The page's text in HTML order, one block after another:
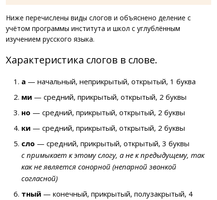
Ниже перечислены виды слогов и объяснено деление с
учётом программы института и школ с углублённым
изучением русского языка.
Характеристика слогов в слове.
а — начальный, неприкрытый, открытый, 1 буква
ми — средний, прикрытый, открытый, 2 буквы
но — средний, прикрытый, открытый, 2 буквы
ки — средний, прикрытый, открытый, 2 буквы
сло — средний, прикрытый, открытый, 3 буквы
с примыкает к этому слогу, а не к предыдущему, так
как не является сонорной (непарной звонкой
согласной)
тный — конечный, прикрытый, полузакрытый, 4